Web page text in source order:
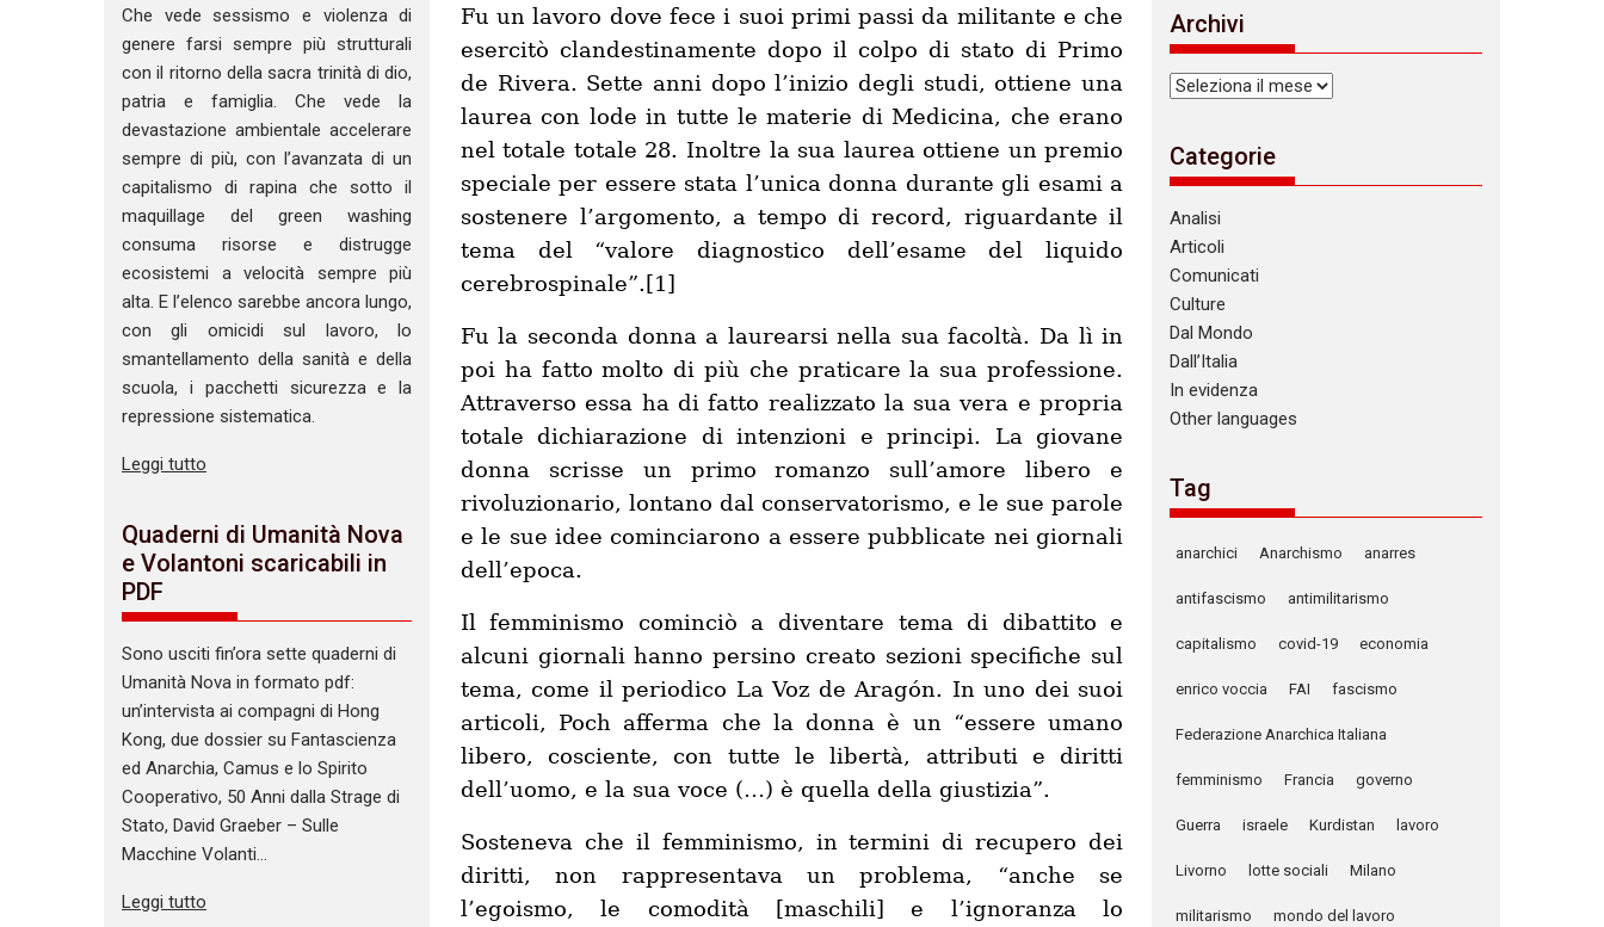
Fu un lavoro dove fece i suoi primi passi da militante e che
esercitò clandestinamente dopo il colpo di stato di Primo
de Rivera. Sette anni dopo l’inizio degli studi, ottiene una
laurea con lode in tutte le materie di Medicina, che erano
nel totale totale 28. Inoltre la sua laurea ottiene un premio
speciale per essere stata l’unica donna durante gli esami a
sostenere l’argomento, a tempo di record, riguardante il
tema del “valore diagnostico dell’esame del liquido
cerebrospinale”.[1]
Fu la seconda donna a laurearsi nella sua facoltà. Da lì in
poi ha fatto molto di più che praticare la sua professione.
Attraverso essa ha di fatto realizzato la sua vera e propria
totale dichiarazione di intenzioni e principi. La giovane
donna scrisse un primo romanzo sull’amore libero e
rivoluzionario, lontano dal conservatorismo, e le sue parole
e le sue idee cominciarono a essere pubblicate nei giornali
dell’epoca.
Il femminismo cominciò a diventare tema di dibattito e
alcuni giornali hanno persino creato sezioni specifiche sul
tema, come il periodico La Voz de Aragón. In uno dei suoi
articoli, Poch afferma che la donna è un “essere umano
libero, cosciente, con tutte le libertà, attributi e diritti
dell’uomo, e la sua voce (…) è quella della giustizia”.
Sosteneva che il femminismo, in termini di recupero dei
diritti, non rappresentava un problema, “anche se
l’egoismo, le comodità [maschili] e l’ignoranza lo
Che vede sessismo e violenza di
genere farsi sempre più strutturali
con il ritorno della sacra trinità di dio,
patria e famiglia. Che vede la
devastazione ambientale accelerare
sempre di più, con l’avanzata di un
capitalismo di rapina che sotto il
maquillage del green washing
consuma risorse e distrugge
ecosistemi a velocità sempre più
alta. E l’elenco sarebbe ancora lungo,
con gli omicidi sul lavoro, lo
smantellamento della sanità e della
scuola, i pacchetti sicurezza e la
repressione sistematica.
Leggi tutto
Quaderni di Umanità Nova
e Volantoni scaricabili in
PDF
Sono usciti fin’ora sette quaderni di
Umanità Nova in formato pdf:
un’intervista ai compagni di Hong
Kong, due dossier su Fantascienza
ed Anarchia, Camus e lo Spirito
Cooperativo, 50 Anni dalla Strage di
Stato, David Graeber – Sulle
Macchine Volanti…
Leggi tutto
Archivi
Archivi
Categorie
Analisi
Articoli
Comunicati
Culture
Dal Mondo
Dall’Italia
In evidenza
Other languages
Tag
anarchici Anarchismo anarres
antifascismo antimilitarismo
capitalismo covid-19 economia
enrico voccia FAI fascismo
Federazione Anarchica Italiana
femminismo Francia governo
Guerra israele Kurdistan lavoro
Livorno lotte sociali Milano
militarismo mondo del lavoro